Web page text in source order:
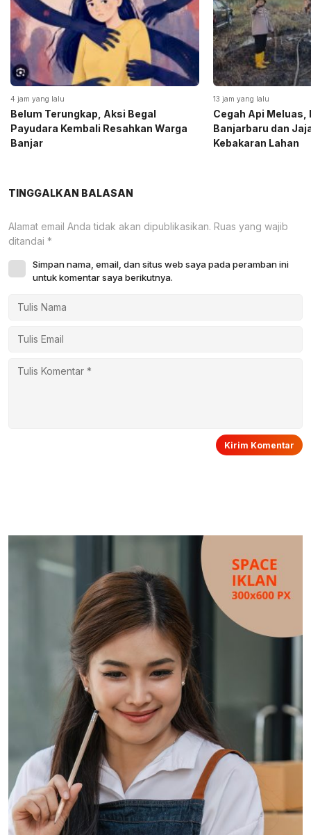
4 jam yang lalu
Belum Terungkap, Aksi Begal
Payudara Kembali Resahkan Warga
Banjar
13 jam yang lalu
Cegah Api Meluas,
Banjarbaru dan
Kebakaran Lahan
TINGGALKAN BALASAN
Alamat email Anda tidak akan dipublikasikan. Ruas yang wajib
ditandai *
Simpan nama, email, dan situs web saya pada peramban ini
untuk komentar saya berikutnya.